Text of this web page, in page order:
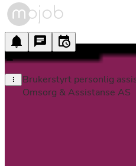
Brukerstyrt personlig
Omsorg & Assistanse AS